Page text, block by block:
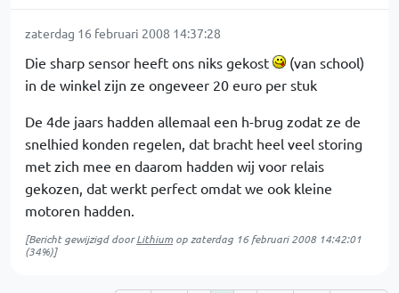
zaterdag 16 februari 2008 14:37:28
Die sharp sensor heeft ons niks gekost
(van school)
in de winkel zijn ze ongeveer 20 euro per stuk
De 4de jaars hadden allemaal een h-brug zodat ze de
snelhied konden regelen, dat bracht heel veel storing
met zich mee en daarom hadden wij voor relais
gekozen, dat werkt perfect omdat we ook kleine
motoren hadden.
[Bericht gewijzigd doorLithium op zaterdag 16 februari 2008 14:42:01
(34%)]